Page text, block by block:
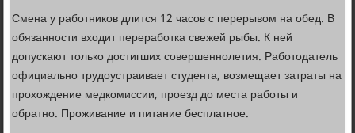
Смена у работников длится 12 часов с перерывом на обед. В
обязанности входит переработка свежей рыбы. К ней
допускают только достигших совершеннолетия. Работодатель
официально трудоустраивает студента, возмещает затраты на
прохождение медкомиссии, проезд до места работы и
обратно. Проживание и питание бесплатное.